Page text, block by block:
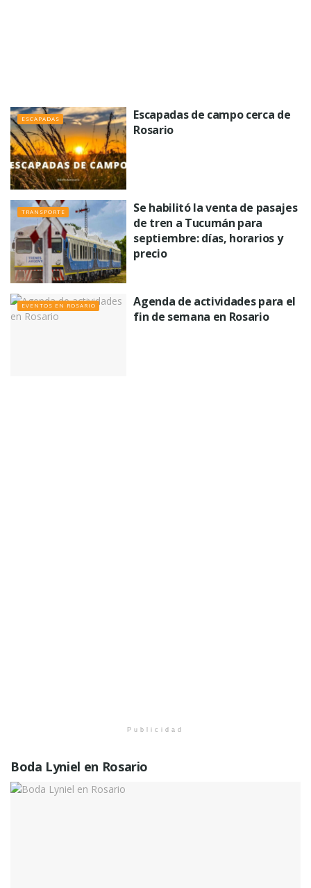
ESCAPADAS
Escapadas de campo cerca de
Rosario
TRANSPORTE
Se habilitó la venta de pasajes
de tren a Tucumán para
septiembre: días, horarios y
precio
EVENTOS EN ROSARIO
Agenda de actividades para el
fin de semana en Rosario
Publicidad
Boda Lyniel en Rosario